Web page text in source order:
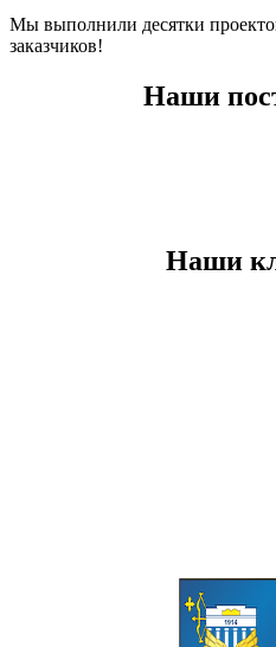
Мы выполнили десятки
заказчиков!
Наши
Наши